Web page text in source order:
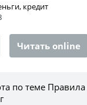
кредит
Читать online
по теме